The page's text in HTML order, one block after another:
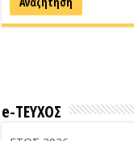
e-ΤΕΥΧΟΣ